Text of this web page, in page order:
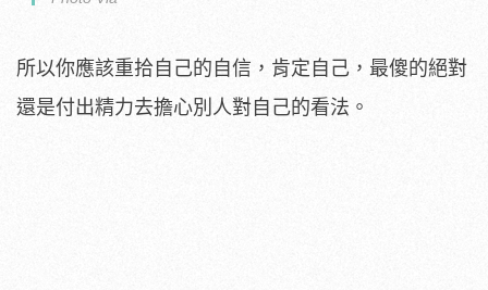
所以你應該重拾自己的自信，肯定自己，最傻的絕對
還是付出精力去擔心別人對自己的看法。